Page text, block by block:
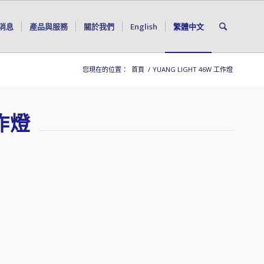
息 產品與服務 關於我們 English 繁體中文
您現在的位置： 首頁 / YUANG LIGHT 46W 工作燈
燈